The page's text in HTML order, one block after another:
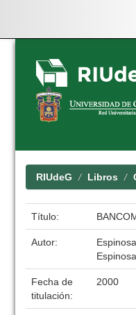
Skip
navigation
RIUdeG Libros
Título:
Autor:
Fecha de
titulación:
2000